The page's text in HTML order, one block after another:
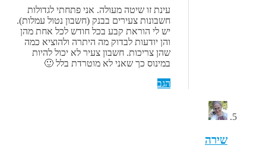
עינת זו שיטה מעולה. אני פתחתי לגדולות
חשבונות צעירים בבנק (חשבון נטול עמלות).
יש לי הוראת קבע בכל חודש לכל אחת מהן
והן יודעות לבדוק מה היתרה ולהוציא כמה
שהן צריכות. חשבון צעיר לא יכול להיות
במינוס כך שאני לא מוטרדת בלל 🙂
הגב
שירה